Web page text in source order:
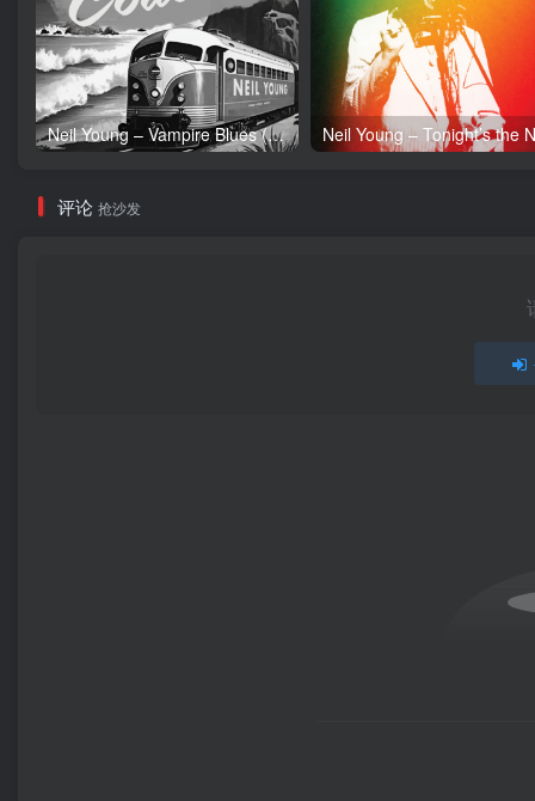
Neil Young – Vampire Blues (Live) – Single(054391239303)【24bit／96.0kHz】土耳其区
评论 抢沙发